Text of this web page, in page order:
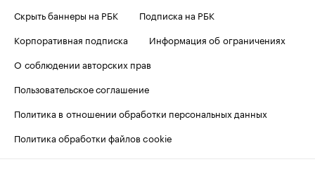
Скрыть баннеры на РБК
Подписка на РБК
Корпоративная подписка
Информация об ограничениях
О соблюдении авторских прав
Пользовательское соглашение
Политика в отношении обработки персональных данных
Политика обработки файлов cookie